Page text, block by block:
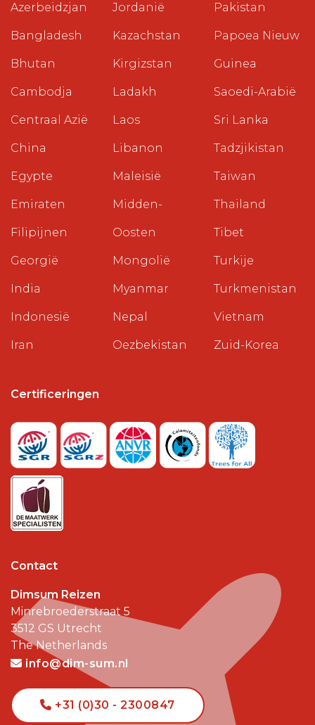
Azerbeidzjan
Bangladesh
Bhutan
Cambodja
Centraal Azië
China
Egypte
Emiraten
Filipijnen
Georgië
India
Indonesië
Iran
Jordanië
Kazachstan
Kirgizstan
Ladakh
Laos
Libanon
Maleisië
Midden-
Oosten
Mongolië
Myanmar
Nepal
Oezbekistan
Pakistan
Papoea Nieuw
Guinea
Saoedi-Arabië
Sri Lanka
Tadzjikistan
Taiwan
Thailand
Tibet
Turkije
Turkmenistan
Vietnam
Zuid-Korea
Certificeringen
Contact
Dimsum Reizen
Minrebroederstraat 5
3512 GS Utrecht
The Netherlands
info@dim-sum.nl
+31 (0)30 - 2300847